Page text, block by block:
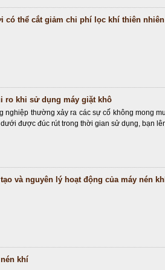
có thể cắt giảm chi phí lọc khí thiên nhiên
ro khi sử dụng máy giặt khô
nghiệp thường xảy ra các sự cố không mong
được đúc rút trong thời gian sử dụng, bạn
và nguyên lý hoạt động của máy nén
khí